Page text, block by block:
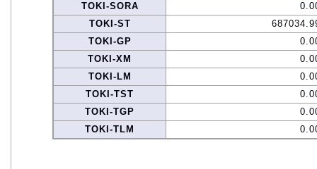
TOKI-SORA
TOKI-ST
TOKI-GP
TOKI-XM
TOKI-LM
TOKI-TST
TOKI-TGP
TOKI-TLM